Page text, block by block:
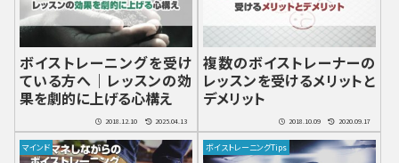
ボイストレーニングを受け
ている方へ｜レッスンの効
果を劇的に上げる心構え
2018.12.10 2025.04.13
複数のボイストレーナーの
レッスンを受けるメリットと
デメリット
2018.10.09 2020.09.17
マインド ボイストレーニングTips